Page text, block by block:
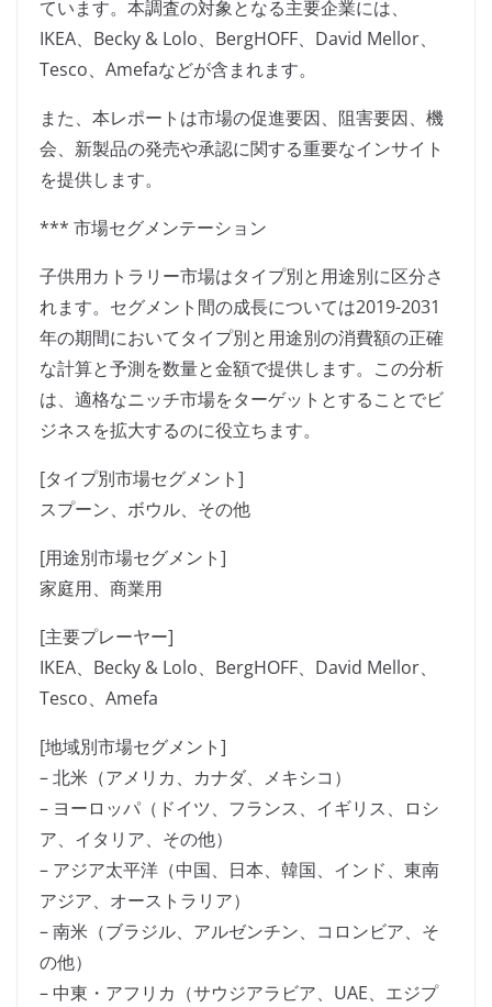
ています。本調査の対象となる主要企業には、
IKEA、Becky & Lolo、BergHOFF、David Mellor、
Tesco、Amefaなどが含まれます。
また、本レポートは市場の促進要因、阻害要因、機
会、新製品の発売や承認に関する重要なインサイト
を提供します。
*** 市場セグメンテーション
子供用カトラリー市場はタイプ別と用途別に区分さ
れます。セグメント間の成長については2019-2031
年の期間においてタイプ別と用途別の消費額の正確
な計算と予測を数量と金額で提供します。この分析
は、適格なニッチ市場をターゲットとすることでビ
ジネスを拡大するのに役立ちます。
[タイプ別市場セグメント]
スプーン、ボウル、その他
[用途別市場セグメント]
家庭用、商業用
[主要プレーヤー]
IKEA、Becky & Lolo、BergHOFF、David Mellor、
Tesco、Amefa
[地域別市場セグメント]
– 北米（アメリカ、カナダ、メキシコ）
– ヨーロッパ（ドイツ、フランス、イギリス、ロシ
ア、イタリア、その他）
– アジア太平洋（中国、日本、韓国、インド、東南
アジア、オーストラリア）
– 南米（ブラジル、アルゼンチン、コロンビア、そ
の他）
– 中東・アフリカ（サウジアラビア、UAE、エジプ